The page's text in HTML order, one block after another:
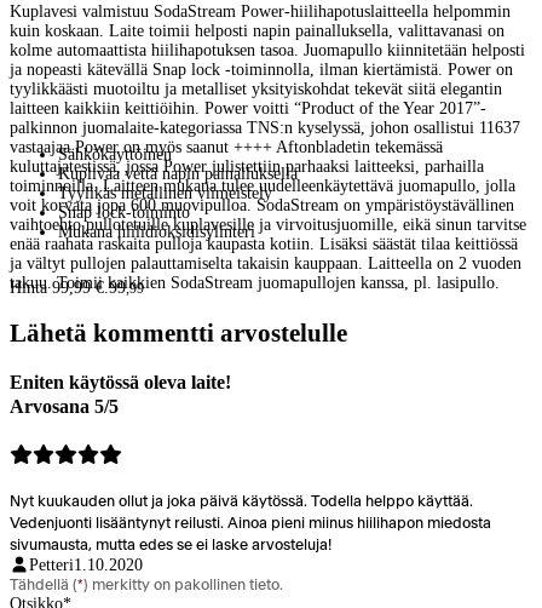
Kuplavesi valmistuu SodaStream Power-hiilihapotuslaitteella helpommin
kuin koskaan. Laite toimii helposti napin painalluksella, valittavanasi on
kolme automaattista hiilihapotuksen tasoa. Juomapullo kiinnitetään helposti
ja nopeasti kätevällä Snap lock -toiminnolla, ilman kiertämistä. Power on
tyylikkäästi muotoiltu ja metalliset yksityiskohdat tekevät siitä elegantin
laitteen kaikkiin keittiöihin. Power voitti “Product of the Year 2017”-
palkinnon juomalaite-kategoriassa TNS:n kyselyssä, johon osallistui 11637
vastaajaa.Power on myös saanut ++++ Aftonbladetin tekemässä
kuluttajatestissä, jossa Power julistettiin parhaaksi laitteeksi, parhailla
toiminnoilla. Laitteen mukana tulee uudelleenkäytettävä juomapullo, jolla
voit korvata jopa 600 muovipulloa. SodaStream on ympäristöystävällinen
vaihtoehto pullotetuille kuplavesille ja virvoitusjuomille, eikä sinun tarvitse
enää raahata raskaita pulloja kaupasta kotiin. Lisäksi säästät tilaa keittiössä
ja vältyt pullojen palauttamiselta takaisin kauppaan. Laitteella on 2 vuoden
takuu. Toimii kaikkien SodaStream juomapullojen kanssa, pl. lasipullo.
Sähkökäyttöinen
Kuplivaa vettä napin painalluksella
Tyylikäs metallinen viimeistely
Snap lock-toiminto
Mukana hiilidioksidisylinteri
Hinta 99,99 €.99,99
Lähetä kommentti arvostelulle
Eniten käytössä oleva laite!
Arvosana 5/5
Nyt kuukauden ollut ja joka päivä käytössä. Todella helppo käyttää.
Vedenjuonti lisääntynyt reilusti. Ainoa pieni miinus hiilihapon miedosta
sivumausta, mutta edes se ei laske arvosteluja!
Petteri1.10.2020
Tähdellä (*) merkitty on pakollinen tieto.
Otsikko*